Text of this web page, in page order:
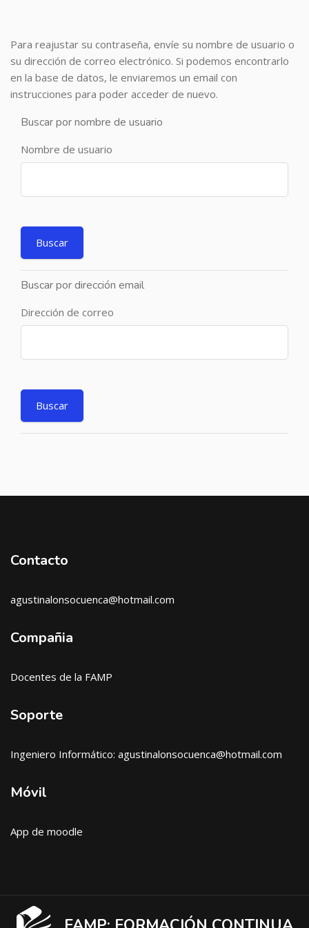
Para reajustar su contraseña, envíe su nombre de usuario o
su dirección de correo electrónico. Si podemos encontrarlo
en la base de datos, le enviaremos un email con
instrucciones para poder acceder de nuevo.
Buscar por nombre de usuario
Nombre de usuario
Buscar por dirección email
Dirección de correo
Contacto
agustinalonsocuenca@hotmail.com
Compañia
Docentes de la FAMP
Soporte
Ingeniero Informático: agustinalonsocuenca@hotmail.com
Móvil
App de moodle